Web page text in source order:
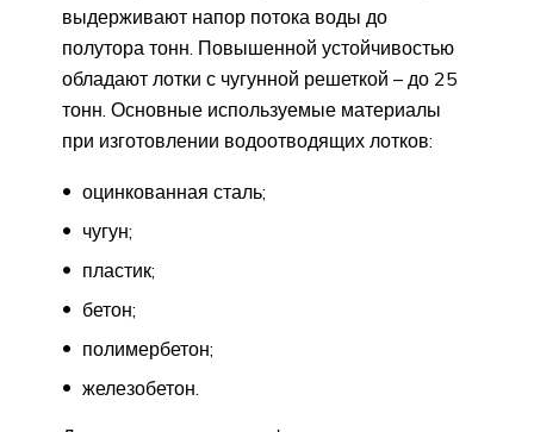
выдерживают напор потока воды до
полутора тонн. Повышенной устойчивостью
обладают лотки с чугунной решеткой – до 25
тонн. Основные используемые материалы
при изготовлении водоотводящих лотков:
оцинкованная сталь;
чугун;
пластик;
бетон;
полимербетон;
железобетон.